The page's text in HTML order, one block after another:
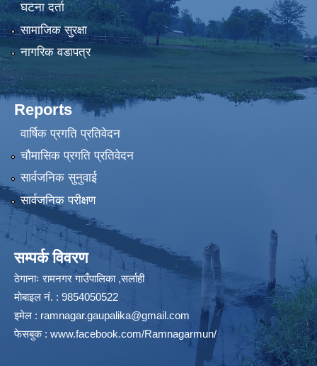
घटना दर्ता
सामाजिक सुरक्षा
नागरिक वडापत्र
Reports
वार्षिक प्रगति प्रतिवेदन
चौमासिक प्रगति प्रतिवेदन
सार्वजनिक सुनुवाई
सार्वजनिक परीक्षण
सम्पर्क विवरण
ठेगानाः रामनगर गाउँपालिका ,सर्लाही
माेबाइल न‌ं. : 9854050522
इमेल : ramnagar.gaupalika@gmail.com
फेसबुक : www.facebook.com/Ramnagarmun/